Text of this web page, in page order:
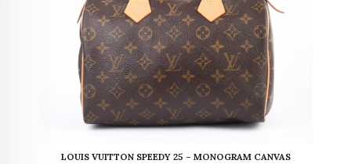
LOUIS VUITTON SPEEDY 25 – MONOGRAM CANVAS